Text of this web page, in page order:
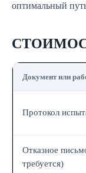
оптимальный
Документ или
Протокол
Отказное
требуется)